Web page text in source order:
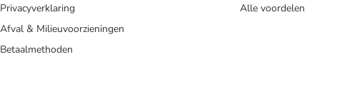
Privacyverklaring
Afval & Milieuvoorzieningen
Betaalmethoden
Alle voordelen